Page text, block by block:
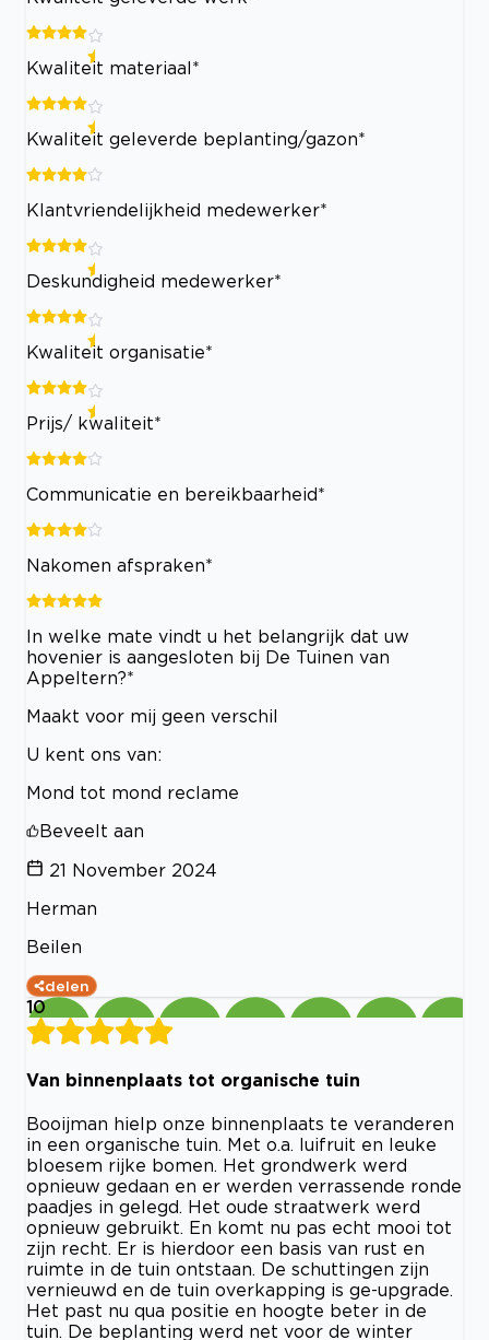
Kwaliteit materiaal*
Kwaliteit geleverde beplanting/gazon*
Klantvriendelijkheid medewerker*
Deskundigheid medewerker*
Kwaliteit organisatie*
Prijs/ kwaliteit*
Communicatie en bereikbaarheid*
Nakomen afspraken*
In welke mate vindt u het belangrijk dat uw
hovenier is aangesloten bij De Tuinen van
Appeltern?*
Maakt voor mij geen verschil
U kent ons van:
Mond tot mond reclame
Beveelt aan
21 November 2024
Herman
Beilen
delen
10
Van binnenplaats tot organische tuin
Booijman hielp onze binnenplaats te veranderen
in een organische tuin. Met o.a. luifruit en leuke
bloesem rijke bomen. Het grondwerk werd
opnieuw gedaan en er werden verrassende ronde
paadjes in gelegd. Het oude straatwerk werd
opnieuw gebruikt. En komt nu pas echt mooi tot
zijn recht. Er is hierdoor een basis van rust en
ruimte in de tuin ontstaan. De schuttingen zijn
vernieuwd en de tuin overkapping is ge-upgrade.
Het past nu qua positie en hoogte beter in de
tuin. De beplanting werd net voor de winter